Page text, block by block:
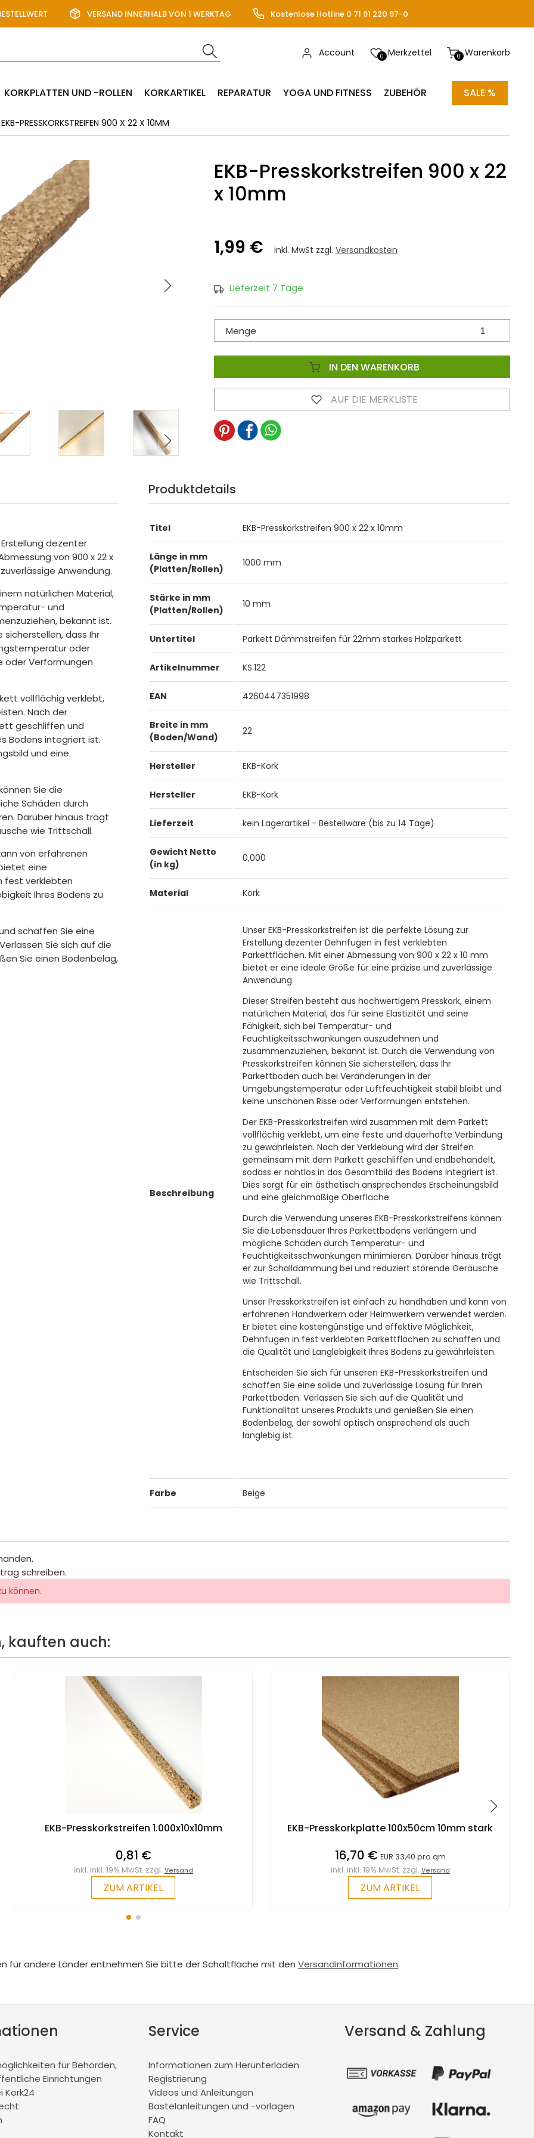
VERSAND INNERHALB VON 1 WERKTAG Kostenlose Hotline 0 71 91 220 97-0
0 Warenkorb
0 Merkzettel
Account
KORKPLATTEN UND -ROLLEN KORKARTIKEL REPARATUR YOGA UND FITNESS ZUBEHÖR SALE %
PRESSKORKSTREIFEN 900 X 22 X 10MM
EKB-Presskorkstreifen 900 x 22
x 10mm
1,99 € inkl. MwSt zzgl. Versandkosten
Lieferzeit 7 Tage
Menge
IN DEN WARENKORB
AUF DIE MERKLISTE
dezenter
von 900 x 22 x
Anwendung.
natürlichen Material,
und
bekannt ist.
sicherstellen, dass Ihr
oder
oder Verformungen
vollflächig verklebt,
Nach der
geschliffen und
Bodens integriert ist.
und eine
Sie die
Schäden durch
Darüber hinaus trägt
wie Trittschall.
von erfahrenen
eine
fest verklebten
Ihres Bodens zu
schaffen Sie eine
Sie sich auf die
Sie einen Bodenbelag,
Produktdetails
Titel EKB-Presskorkstreifen 900 x 22 x 10mm
Länge in mm
(Platten/Rollen)
1000 mm
Stärke in mm
(Platten/Rollen)
10 mm
Untertitel Parkett Dämmstreifen für 22mm starkes Holzparkett
Artikelnummer KS.122
EAN 4260447351998
Breite in mm
(Boden/Wand)
22
Hersteller EKB-Kork
Hersteller EKB-Kork
Lieferzeit kein Lagerartikel - Bestellware (bis zu 14 Tage)
Gewicht Netto
(in kg)
0,000
Material Kork
Beschreibung
Unser EKB-Presskorkstreifen ist die perfekte Lösung zur
Erstellung dezenter Dehnfugen in fest verklebten
Parkettflächen. Mit einer Abmessung von 900 x 22 x 10 mm
bietet er eine ideale Größe für eine präzise und zuverlässige
Anwendung.
Dieser Streifen besteht aus hochwertigem Presskork, einem
natürlichen Material, das für seine Elastizität und seine
Fähigkeit, sich bei Temperatur- und
Feuchtigkeitsschwankungen auszudehnen und
zusammenzuziehen, bekannt ist. Durch die Verwendung von
Presskorkstreifen können Sie sicherstellen, dass Ihr
Parkettboden auch bei Veränderungen in der
Umgebungstemperatur oder Luftfeuchtigkeit stabil bleibt und
keine unschönen Risse oder Verformungen entstehen.
Der EKB-Presskorkstreifen wird zusammen mit dem Parkett
vollflächig verklebt, um eine feste und dauerhafte Verbindung
zu gewährleisten. Nach der Verklebung wird der Streifen
gemeinsam mit dem Parkett geschliffen und endbehandelt,
sodass er nahtlos in das Gesamtbild des Bodens integriert ist.
Dies sorgt für ein ästhetisch ansprechendes Erscheinungsbild
und eine gleichmäßige Oberfläche.
Durch die Verwendung unseres EKB-Presskorkstreifens können
Sie die Lebensdauer Ihres Parkettbodens verlängern und
mögliche Schäden durch Temperatur- und
Feuchtigkeitsschwankungen minimieren. Darüber hinaus trägt
er zur Schalldämmung bei und reduziert störende Geräusche
wie Trittschall.
Unser Presskorkstreifen ist einfach zu handhaben und kann von
erfahrenen Handwerkern oder Heimwerkern verwendet werden.
Er bietet eine kostengünstige und effektive Möglichkeit,
Dehnfugen in fest verklebten Parkettflächen zu schaffen und
die Qualität und Langlebigkeit Ihres Bodens zu gewährleisten.
Entscheiden Sie sich für unseren EKB-Presskorkstreifen und
schaffen Sie eine solide und zuverlässige Lösung für Ihren
Parkettboden. Verlassen Sie sich auf die Qualität und
Funktionalität unseres Produkts und genießen Sie einen
Bodenbelag, der sowohl optisch ansprechend als auch
langlebig ist.
Farbe Beige
schreiben.
können.
kauften auch:
EKB-Presskorkstreifen 1.000x10x10mm
0,81 €
inkl. inkl. 19% MwSt. zzgl. Versand
ZUM ARTIKEL
EKB-Presskorkplatte 100x50cm 10mm stark
16,70 € EUR 33,40 pro qm
inkl. inkl. 19% MwSt. zzgl. Versand
ZUM ARTIKEL
für andere Länder entnehmen Sie bitte der Schaltfläche mit denVersandinformationen
für Behörden,
Einrichtungen
Kork24
Service
Informationen zum Herunterladen
Registrierung
Videos und Anleitungen
Bastelanleitungen und -vorlagen
FAQ
Kontakt
Versand & Zahlung